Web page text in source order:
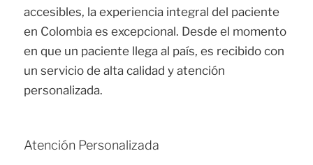
accesibles, la experiencia integral del paciente
en Colombia es excepcional. Desde el momento
en que un paciente llega al país, es recibido con
un servicio de alta calidad y atención
personalizada.
Atención Personalizada